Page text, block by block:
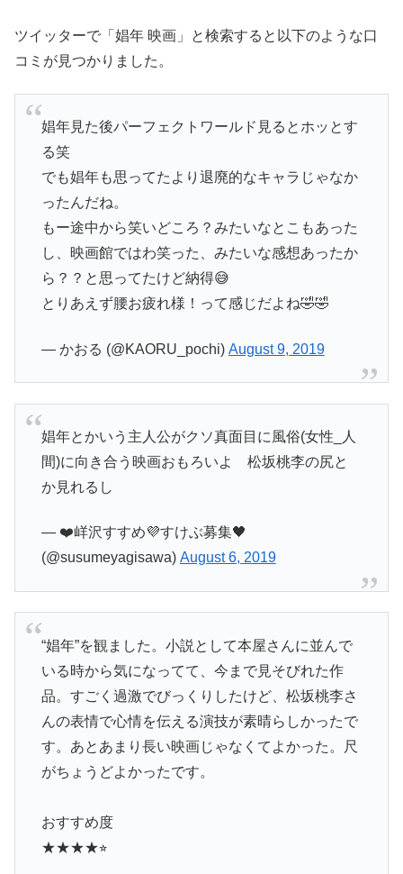
ツイッターで「娼年 映画」と検索すると以下のような口
コミが見つかりました。
娼年見た後パーフェクトワールド見るとホッとす
る笑
でも娼年も思ってたより退廃的なキャラじゃなか
ったんだね。
もー途中から笑いどころ？みたいなとこもあった
し、映画館ではわ笑った、みたいな感想あったか
ら？？と思ってたけど納得😅
とりあえず腰お疲れ様！って感じだよね🤣🤣
— かおる (@KAORU_pochi) August 9, 2019
娼年とかいう主人公がクソ真面目に風俗(女性_人
間)に向き合う映画おもろいよ 松坂桃李の尻と
か見れるし
— ❤️㟄沢すすめ💜すけぶ募集🖤
(@susumeyagisawa) August 6, 2019
“娼年”を観ました。小説として本屋さんに並んで
いる時から気になってて、今まで見そびれた作
品。すごく過激でびっくりしたけど、松坂桃李さ
んの表情で心情を伝える演技が素晴らしかったで
す。あとあまり長い映画じゃなくてよかった。尺
がちょうどよかったです。
おすすめ度
★★★★⭐︎